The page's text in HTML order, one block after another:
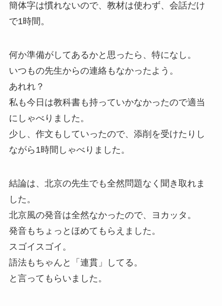
簡体字は慣れないので、教材は使わず、会話だけ
で1時間。
何か準備がしてあるかと思ったら、特になし。
いつもの先生からの連絡もなかったよう。
あれれ？
私も今日は教科書も持っていかなかったので適当
にしゃべりました。
少し、作文もしていったので、添削を受けたりし
ながら1時間しゃべりました。
結論は、北京の先生でも全然問題なく聞き取れま
した。
北京風の発音は全然なかったので、ヨカッタ。
発音もちょっとほめてもらえました。
スゴイスゴイ。
語法もちゃんと「連貫」してる。
と言ってもらいました。